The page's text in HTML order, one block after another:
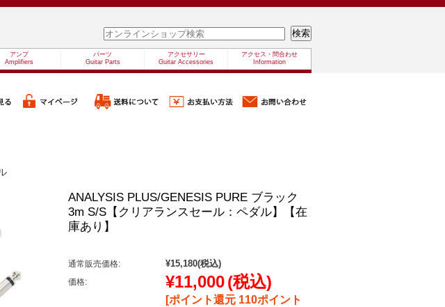
アンプ
Amplifiers
パーツ
Guitar Parts
アクセサリー
Guitar Accessories
アクセス・問合わせ
Information
ANALYSIS PLUS/GENESIS PURE ブラック
3m S/S【クリアランスセール：ペダル】【在
庫あり】
通常販売価格: ¥15,180(税込)
価格: ¥11,000(税込)
[ポイント還元 110ポイント